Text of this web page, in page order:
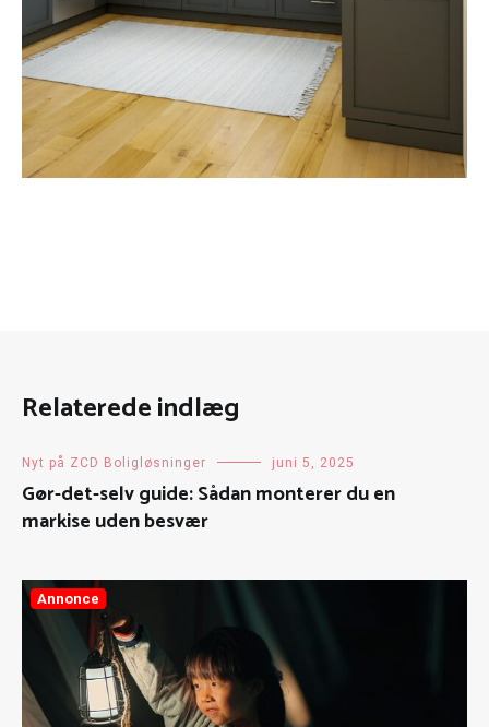
Relaterede indlæg
Nyt på ZCD Boligløsninger juni 5, 2025
Gør-det-selv guide: Sådan monterer du en
markise uden besvær
Annonce